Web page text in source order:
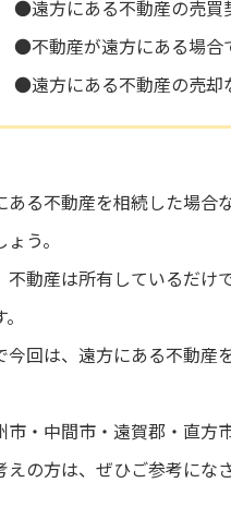
●遠方にある不動産の売買
●不動産が遠方にある場合
●遠方にある不動産の売却
ある不動産を相続した場合
う。
不動産は所有しているだけ
今回は、遠方にある不動産
市・中間市・遠賀郡・直方
えの方は、ぜひご参考にな